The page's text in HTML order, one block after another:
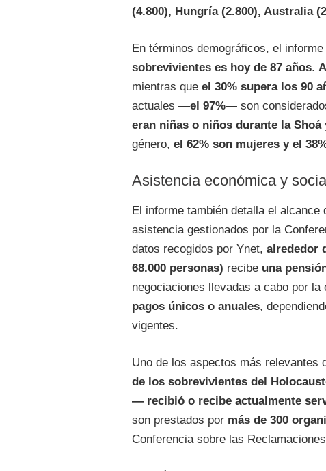
(4.800), Hungría (2.800), Australia
En términos demográficos, el
sobrevivientes es hoy de 87 años.
mientras queel 30% supera los 90
actuales —el 97%— son
eran niñas o niños durante la
género,el 62% son mujeres y el
Asistencia económica y
El informe también detalla el
asistencia gestionados por la
datos recogidos por Ynet,alrededor
68.000 personas) recibe una
negociaciones llevadas a cabo por la
pagos únicos o anuales,
vigentes.
Uno de los aspectos más
de los sobrevivientes del
— recibió o recibe actualmente
son prestados por más de 300
Conferencia sobre las